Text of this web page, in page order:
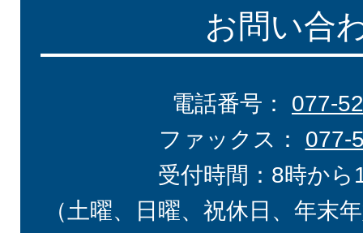
お問い合
電話番号： 077-
ファックス： 077-
受付時間：8時から
（土曜、日曜、祝休日、年末